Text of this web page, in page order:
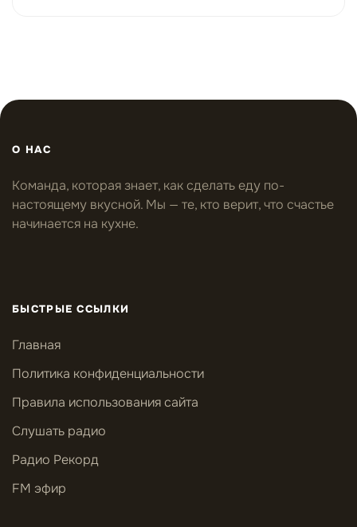
О НАС
Команда, которая знает, как сделать еду по-
настоящему вкусной. Мы — те, кто верит, что счастье
начинается на кухне.
БЫСТРЫЕ ССЫЛКИ
Главная
Политика конфиденциальности
Правила использования сайта
Слушать радио
Радио Рекорд
FM эфир